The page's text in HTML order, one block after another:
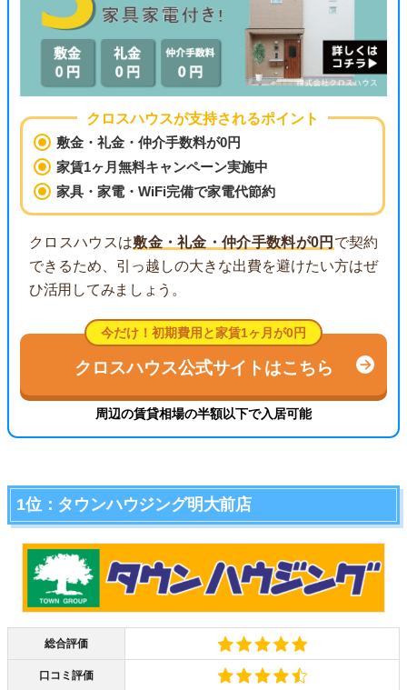
クロスハウスが支持されるポイント
敷金・礼金・仲介手数料が0円
家賃1ヶ月無料キャンペーン実施中
家具・家電・WiFi完備で家電代節約
クロスハウスは敷金・礼金・仲介手数料が0円 で契約
できるため、引っ越しの大きな出費を避けたい方はぜ
ひ活用してみましょう。
今だけ！初期費用と家賃1ヶ月が0円
クロスハウス公式サイトはこちら
周辺の賃貸相場の半額以下で入居可能
1位：タウンハウジング明大前店
総合評価
口コミ評価